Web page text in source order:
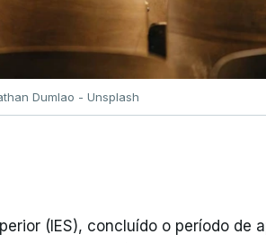
Dumlao - Unsplash
(IES), concluído o período de